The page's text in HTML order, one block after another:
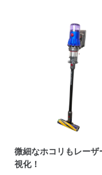
微細なホコリもレーザ
視化！